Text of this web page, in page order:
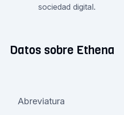
sociedad digital.
Datos sobre Ethena
Abreviatura